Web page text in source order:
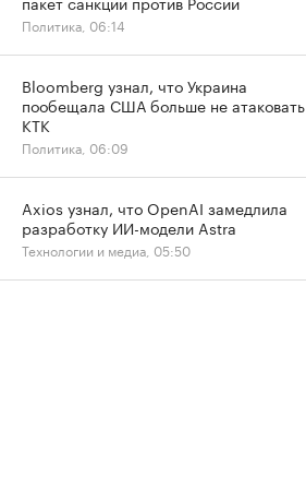
Политика, 06:14
Bloomberg узнал, что Украина
пообещала США больше не атаковать
КТК
Политика, 06:09
Axios узнал, что OpenAI замедлила
разработку ИИ-модели Astra
Технологии и медиа, 05:50